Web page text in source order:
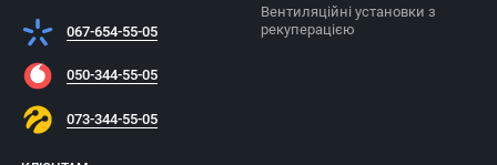
067-654-55-05
050-344-55-05
073-344-55-05
Вентиляційні установки з
рекуперацією